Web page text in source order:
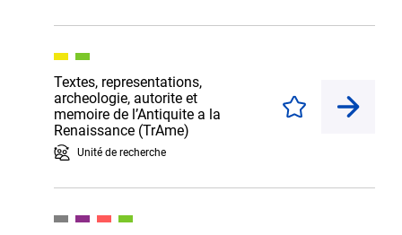
Textes, representations,
archeologie, autorite et
memoire de l’Antiquite a la
Renaissance (TrAme)
Unité de recherche
Enregistrer